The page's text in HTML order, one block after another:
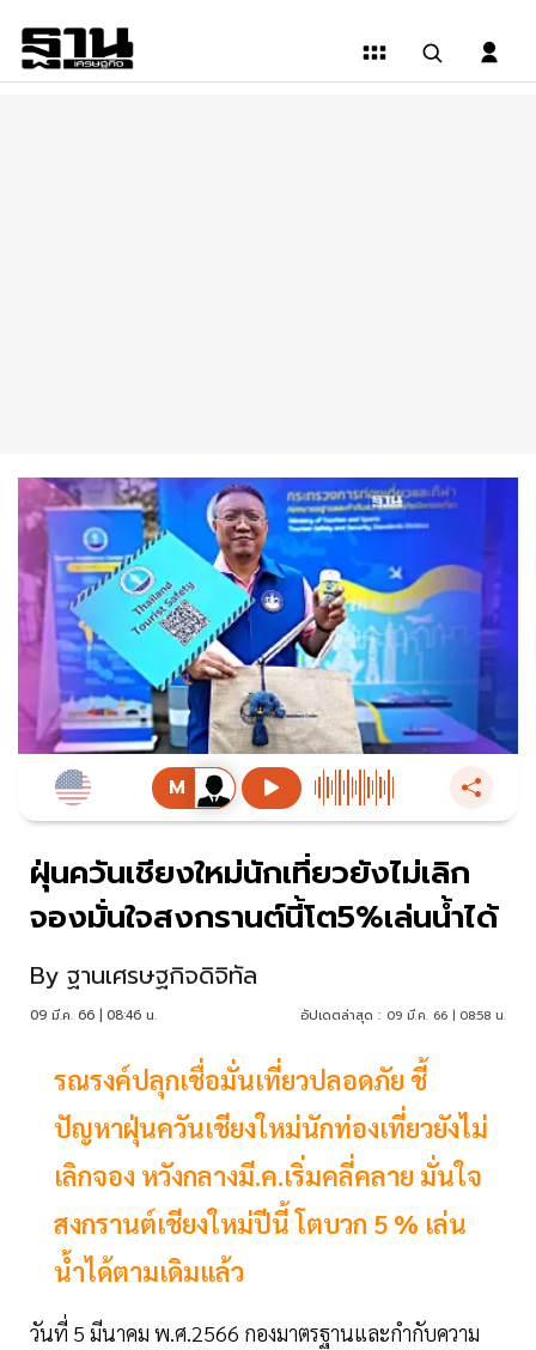
ฝุ่นควันเชียงใหม่นักเที่ยวยังไม่เลิก
จองมั่นใจสงกรานต์นี้โต5%เล่นน้ำได้
By ฐานเศรษฐกิจดิจิทัล
09 มี.ค. 66 | 08:46 น. อัปเดตล่าสุด : 09 มี.ค. 66 | 08:58 น.
รณรงค์ปลุกเชื่อมั่นเที่ยวปลอดภัย ชี้
ปัญหาฝุ่นควันเชียงใหม่นักท่องเที่ยวยังไม่
เลิกจอง หวังกลางมี.ค.เริ่มคลี่คลาย มั่นใจ
สงกรานต์เชียงใหม่ปีนี้ โตบวก 5 % เล่น
น้ำได้ตามเดิมแล้ว
วันที่ 5 มีนาคม พ.ศ.2566 กองมาตรฐานและกำกับความ